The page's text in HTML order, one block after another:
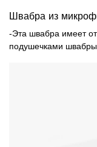
Швабра из
-Эта швабра имеет
подушечками